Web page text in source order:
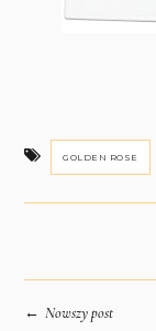
GOLDEN ROSE
← Nowszy post